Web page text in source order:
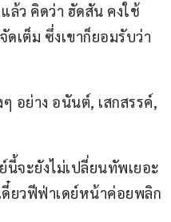
ล้ว คิดว่า ฮัดสัน คงใช้
เต็ม ซึ่งเขาก็ยอมรับว่า
อย่าง อนันต์, เสกสรรค์,
จะยังไม่เปลี่ยนทัพเยอะ
ยวฟีฟ่าเดย์หน้าค่อยพลิก